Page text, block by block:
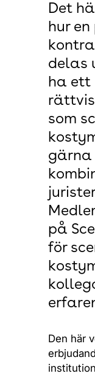
Det
hur en
delas
ha ett
som
gärna
på
för
Den här